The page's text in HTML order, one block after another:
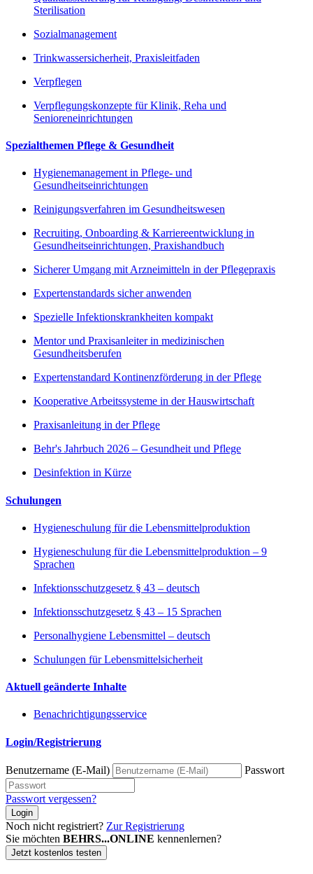
Sterilisation
Sozialmanagement
Trinkwassersicherheit, Praxisleitfaden
Verpflegen
Verpflegungskonzepte für Klinik, Reha und
Senioreneinrichtungen
Spezialthemen Pflege & Gesundheit
Hygienemanagement in Pflege- und
Gesundheitseinrichtungen
Reinigungsverfahren im Gesundheitswesen
Recruiting, Onboarding & Karriereentwicklung in
Gesundheitseinrichtungen, Praxishandbuch
Sicherer Umgang mit Arzneimitteln in der Pflegepraxis
Expertenstandards sicher anwenden
Spezielle Infektionskrankheiten kompakt
Mentor und Praxisanleiter in medizinischen
Gesundheitsberufen
Expertenstandard Kontinenzförderung in der Pflege
Kooperative Arbeitssysteme in der Hauswirtschaft
Praxisanleitung in der Pflege
Behr's Jahrbuch 2026 – Gesundheit und Pflege
Desinfektion in Kürze
Schulungen
Hygieneschulung für die Lebensmittelproduktion
Hygieneschulung für die Lebensmittelproduktion – 9
Sprachen
Infektionsschutzgesetz § 43 – deutsch
Infektionsschutzgesetz § 43 – 15 Sprachen
Personalhygiene Lebensmittel – deutsch
Schulungen für Lebensmittelsicherheit
Aktuell geänderte Inhalte
Benachrichtigungsservice
Login/Registrierung
Benutzername (E-Mail) Passwort
Passwort vergessen?
Login
Noch nicht registriert? Zur Registrierung
Sie möchten BEHRS...ONLINE kennenlernen?
Jetzt kostenlos testen